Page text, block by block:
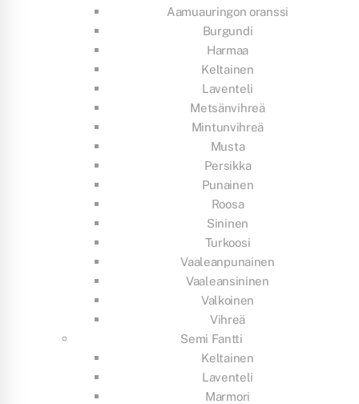
Aamuauringon oranssi
Burgundi
Harmaa
Keltainen
Laventeli
Metsänvihreä
Mintunvihreä
Musta
Persikka
Punainen
Roosa
Sininen
Turkoosi
Vaaleanpunainen
Vaaleansininen
Valkoinen
Vihreä
Semi Fantti
Keltainen
Laventeli
Marmori